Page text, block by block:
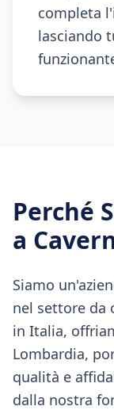
completa
lasciando
Perché
a
Siamo
nel settore da
in Italia,
Lombardia,
qualità e
dalla nostra